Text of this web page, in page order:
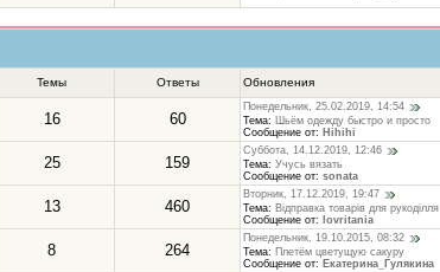
Темы Ответы Обновления
16 60
Понедельник, 25.02.2019, 14:54
Тема: Шьём одежду быстро и просто
Сообщение от: Hihihi
25 159
Суббота, 14.12.2019, 12:46
Тема: Учусь вязать
Сообщение от: sonata
13 460
Вторник, 17.12.2019, 19:47
Тема: Відправка товарів для рукоділля
Сообщение от:
lovritania
8 264
Понедельник, 19.10.2015, 08:32
Тема: Плетём цветущую сакуру
Сообщение от: Екатерина_Гулякина